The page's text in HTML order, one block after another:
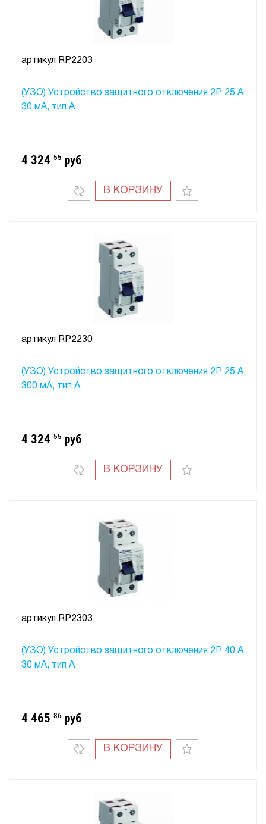
(УЗО) Устройство защитного отключения 2P 25 A
30 мA, тип А
артикул RP2203
4 324 55 руб
В КОРЗИНУ
(УЗО) Устройство защитного отключения 2P 25 A
300 мA, тип А
артикул RP2230
4 324 55 руб
В КОРЗИНУ
(УЗО) Устройство защитного отключения 2P 40 A
30 мA, тип А
артикул RP2303
4 465 86 руб
В КОРЗИНУ